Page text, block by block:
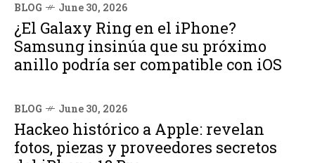
BLOG June 30, 2026
¿El Galaxy Ring en el iPhone?
Samsung insinúa que su próximo
anillo podría ser compatible con iOS
BLOG June 30, 2026
Hackeo histórico a Apple: revelan
fotos, piezas y proveedores secretos